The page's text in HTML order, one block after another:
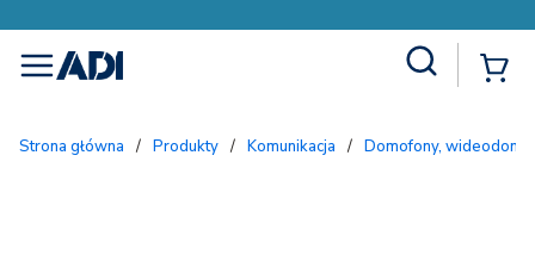
menu
Strona główna / Produkty / Komunikacja / Domofony,